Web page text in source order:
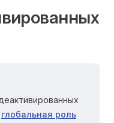
глобальная роль